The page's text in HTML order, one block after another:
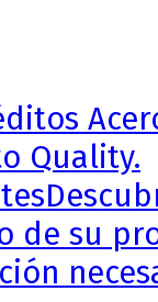
Quality.
su